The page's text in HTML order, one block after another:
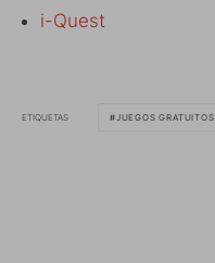
i-Quest
ETIQUETAS JUEGOS GRATUITOS